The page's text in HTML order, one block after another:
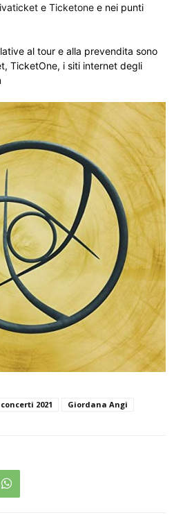
e Ticketone e nei punti
al tour e alla prevendita sono
TicketOne, i siti internet degli
concerti 2021 Giordana Angi